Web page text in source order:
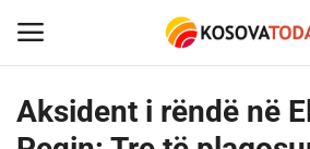
Aksident i rëndë në